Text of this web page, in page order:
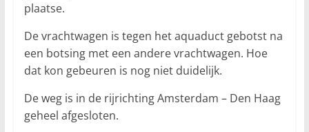
plaatse.
De vrachtwagen is tegen het aquaduct gebotst na
een botsing met een andere vrachtwagen. Hoe
dat kon gebeuren is nog niet duidelijk.
De weg is in de rijrichting Amsterdam – Den Haag
geheel afgesloten.